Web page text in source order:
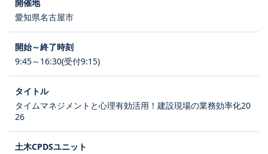
愛知県名古屋市
9:45～16:30(受付9:15)
タイムマネジメントと心理有効活用！建設現場の業務効率化20
26